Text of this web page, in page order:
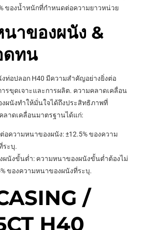
ของน้ำหนักที่กำหนดต่อความยาวหน่วย
าของผนัง &
ดทน
ท่อปลอก H40 มีความสำคัญอย่างยิ่งต่อ
รขุดเจาะและการผลิต. ความคลาดเคลื่อน
ผนังทำให้มั่นใจได้ถึงประสิทธิภาพที่
ลาดเคลื่อนมาตรฐานได้แก่:
ความหนาของผนัง: ±12.5% ​​ของความ
ระบุ.
ผนังขั้นต่ำ: ความหนาของผนังขั้นต่ำต้องไม่
ของความหนาของผนังที่ระบุ.
/
H40